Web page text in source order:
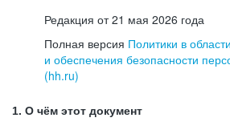
Редакция от 21 мая 2026 года
Полная версия Политики в
и обеспечения безопасности
(hh.ru)
1. О чём этот документ